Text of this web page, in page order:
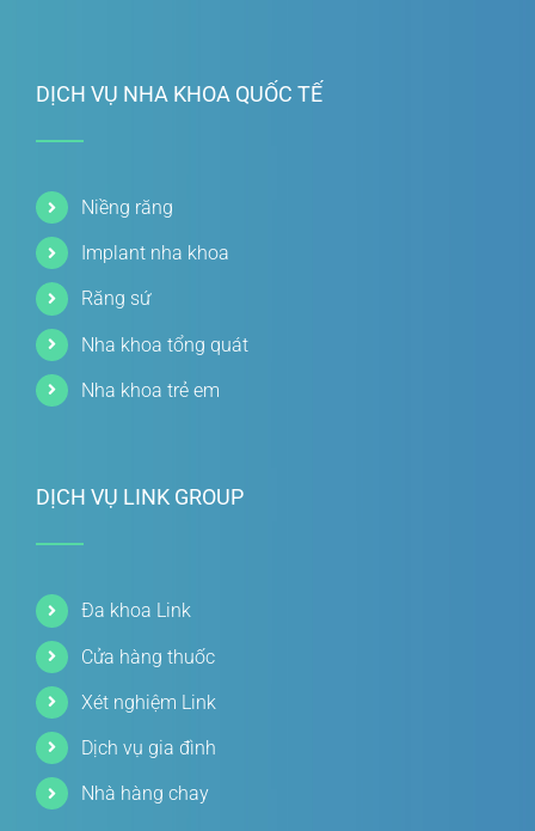
DỊCH VỤ NHA KHOA QUỐC TẾ
Niềng răng
Implant nha khoa
Răng sứ
Nha khoa tổng quát
Nha khoa trẻ em
DỊCH VỤ LINK GROUP
Đa khoa Link
Cửa hàng thuốc
Xét nghiệm Link
Dịch vụ gia đình
Nhà hàng chay